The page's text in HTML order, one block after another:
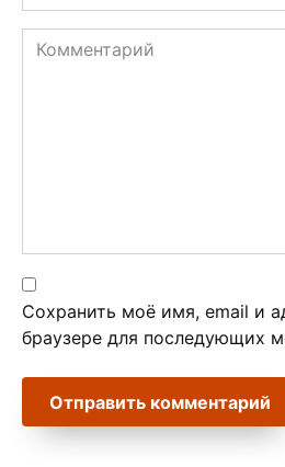
*
Комментарий
Сохранить моё имя, email и
браузере для последующих